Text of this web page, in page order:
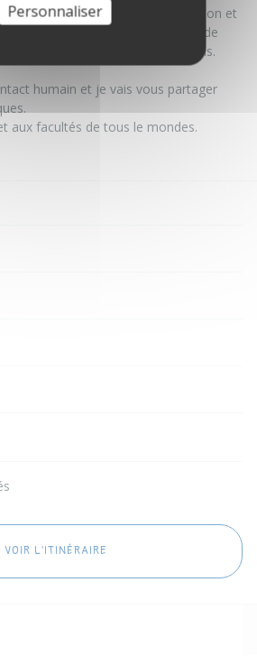
à l'agréable en innovant : décoration et
de bouteilles plastiques, de
fil électrique, de chutes de bois.
humain et je vais vous partager
aux facultés de tous le mondes.
VOIR L'ITINÉRAIRE
Personnaliser